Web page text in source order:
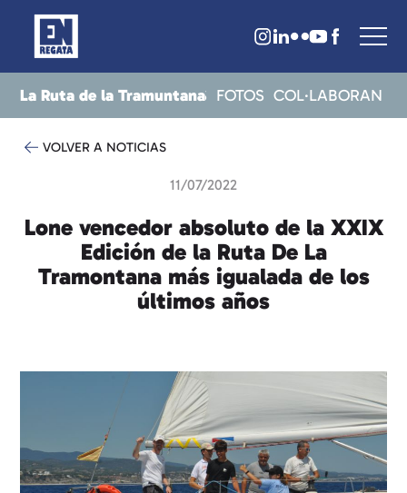
La Ruta de la Tramuntana
RESULTATS NOTICIES FOTOS COL·LABORAN
VOLVER A NOTICIAS
11/07/2022
Lone vencedor absoluto de la XXIX
Edición de la Ruta De La
Tramontana más igualada de los
últimos años